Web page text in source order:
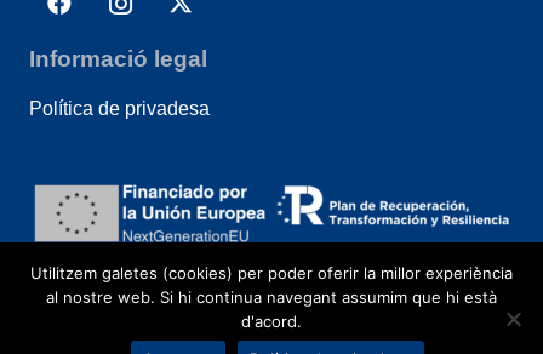
Informació legal
Política de privadesa
Utilitzem galetes (cookies) per poder oferir la millor experiència
al nostre web. Si hi continua navegant assumim que hi està
d'acord.